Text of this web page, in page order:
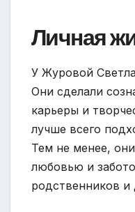
Личная
У Журовой
Они сделали
карьеры и
лучше всего
Тем не менее,
любовью и
родственников и